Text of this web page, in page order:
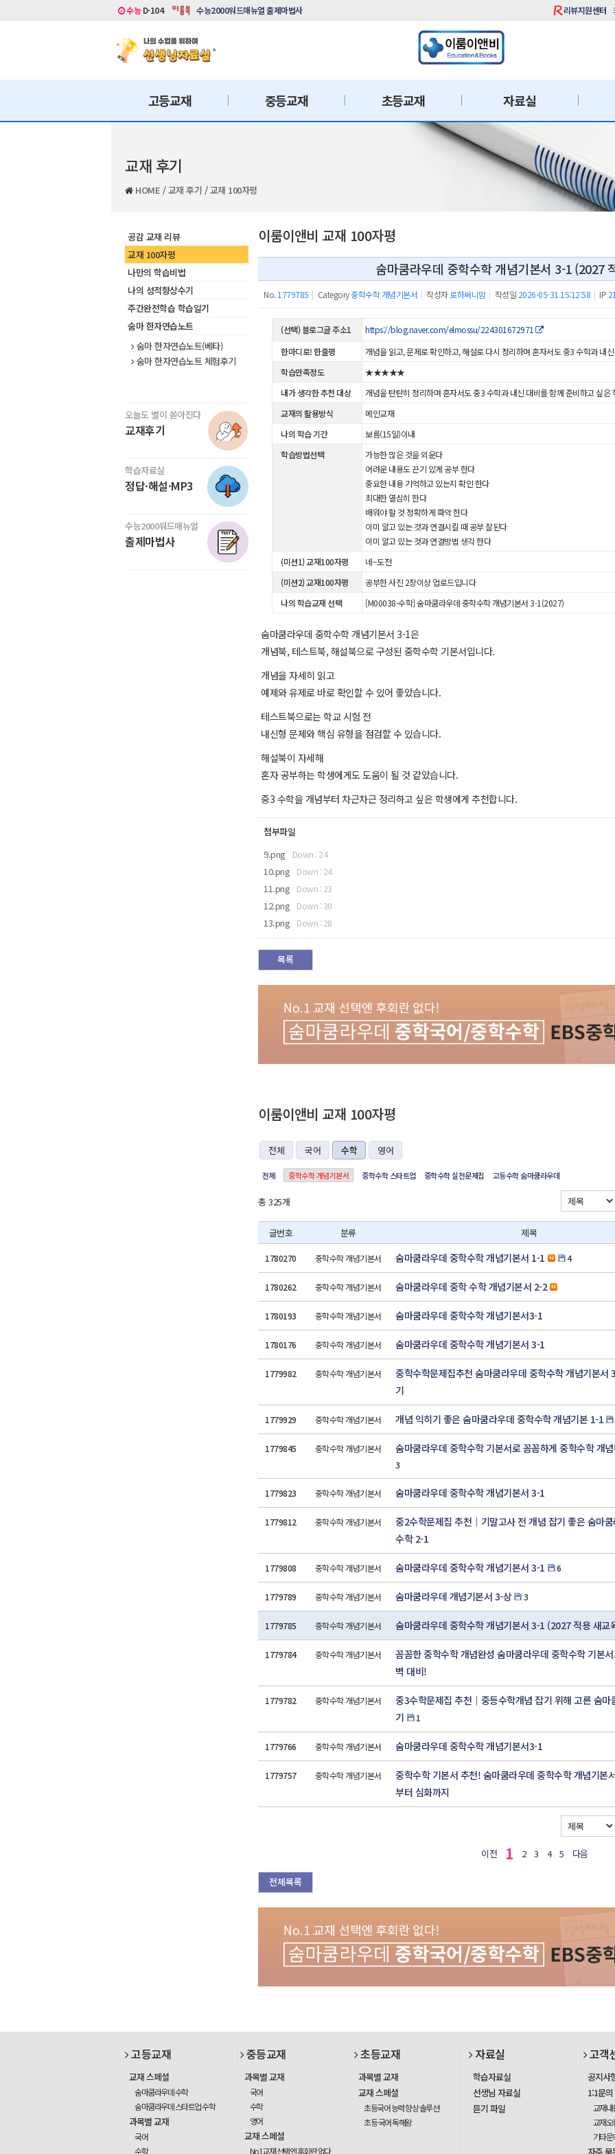
수능D-104 수능2000워드매뉴얼 출제마법사 리뷰지원센터
고등교재 중등교재 초등교재 자료실
교재 후기
HOME /교재 후기 /교재 100자평
공감 교재 리뷰
교재 100자평
나만의 학습비법
나의 성적향상수기
주간완전학습 학습일기
숨마 한자연습노트
숨마 한자연습노트(베타)
숨마 한자연습노트 체험후기
오늘도 별이 쏟아진다
교재후기
학습자료실
정답·해설·MP3
수능2000워드매뉴얼
출제마법사
이룸이앤비 교재 100자평
숨마쿰라우데 중학수학 개념기본서 3-1 (2027
No. 1779785 | Category중학수학 개념기본서 | 작성자로하써니맘 | 작성일 2026-05-31 15:12:58 | IP
(선택) 블로그글 주소1
https://blog.naver.com/elmossu/224301672971
한마디로! 한줄평
개념을 읽고, 문제로 확인하고, 해설로 다시 정리하며 혼자서도 중3 수학과 내
학습만족정도
★★★★★
내가 생각한 추천 대상
개념을 탄탄히 정리하며 혼자서도 중3 수학과 내신 대비를 함께 준비하고 싶은
교재의 활용방식
메인교재
나의 학습 기간
보름(15일)이내
학습방법선택
가능한 많은 것을 외운다
어려운 내용도 끈기 있게 공부 한다
중요한 내용 기억하고 있는지 확인 한다
최대한 열심히 한다
배워야 할 것 정확하게 파악 한다
이미 알고 있는 것과 연결시킬 때 공부 잘된다
이미 알고 있는 것과 연결방법 생각 한다
(미션1) 교재100자평
네~도전
(미션2) 교재100자평
공부한 사진 2장이상 업로드입니다
나의 학습교재 선택
[M00038-수학] 숨마쿰라우데 중학수학 개념기본서 3-1(2027)
숨마쿰라우데 중학수학 개념기본서 3-1은
개념북, 테스트북, 해설북으로 구성된 중학수학 기본서입니다.
개념을 자세히 읽고
예제와 유제로 바로 확인할 수 있어 좋았습니다.
테스트북으로는 학교 시험 전
내신형 문제와 핵심 유형을 점검할 수 있습니다.
해설북이 자세해
혼자 공부하는 학생에게도 도움이 될 것 같았습니다.
중3 수학을 개념부터 차근차근 정리하고 싶은 학생에게 추천합니다.
첨부파일
9.png
Down : 24
10.png Down : 24
11.png Down : 23
12.png Down : 30
13.png Down : 28
목록
이룸이앤비 교재 100자평
전체 국어 수학 영어
전체 중학수학 개념기본서 중학수학 스타트업 중학수학 실전문제집 고등수학 숨마쿰라우데
총 325개
글번호 분류 제목
1780270 중학수학 개념기본서 숨마쿰라우데 중학수학 개념기본서 1-1 4
1780262 중학수학 개념기본서 숨마쿰라우데 중학 수학 개념기본서 2-2
1780193 중학수학 개념기본서 숨마쿰라우데 중학수학 개념기본서3-1
1780176 중학수학 개념기본서 숨마쿰라우데 중학수학 개념기본서 3-1
1779982 중학수학 개념기본서
중학수학문제집추천 숨마쿰라우데 중학수학 개념기본서
기
1779929 중학수학 개념기본서 개념 익히기 좋은 숨마쿰라우데 중학수학 개념기본 1-1
1779845 중학수학 개념기본서 숨마쿰라우데 중학수학 기본서로 꼼꼼하게 중학수학 개
3
1779823 중학수학 개념기본서 숨마쿰라우데 중학수학 개념기본서 3-1
1779812 중학수학 개념기본서
중2수학문제집 추천｜기말고사 전 개념 잡기 좋은 숨마
수학 2-1
1779808 중학수학 개념기본서 숨마쿰라우데 중학수학 개념기본서 3-1 6
1779789 중학수학 개념기본서 숨마쿰라우데 개념기본서 3-상 3
1779785 중학수학 개념기본서 숨마쿰라우데 중학수학 개념기본서 3-1 (2027 적용 새교
1779784 중학수학 개념기본서
꼼꼼한 중학수학 개념완성 숨마쿰라우데 중학수학 기본
벽 대비!
1779782 중학수학 개념기본서
중3수학문제집 추천｜중등수학개념 잡기 위해 고른 숨마
기
1
1779766 중학수학 개념기본서 숨마쿰라우데 중학수학 개념기본서3-1
1779757 중학수학 개념기본서
중학수학 기본서 추천! 숨마쿰라우데 중학수학 개념기본
부터 심화까지
이전 1 2 3 4 5 다음
전체목록
고등교재
교재 스페셜
숨마쿰라우데 수학
숨마쿰라우데 스타트업 수학
과목별 교재
국어
수학
중등교재
과목별 교재
국어
수학
영어
교재 스페셜
No1교재 선택엔 후회란 없다
초등교재
과목별 교재
교재 스페셜
초등국어 능력 향상 솔루션
초등 국어 독해왕
자료실
학습자료실
선생님 자료실
듣기 파일
고객
공지사
1:1문의
교재내
교재오
기타문